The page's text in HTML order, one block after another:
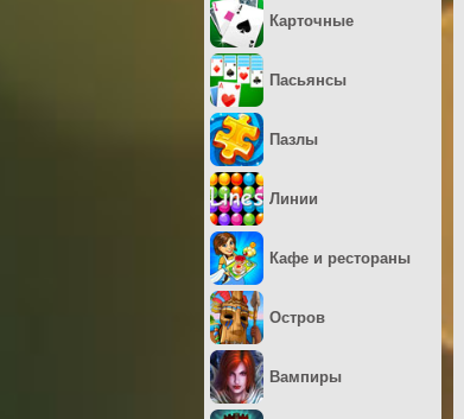
Карточные
Пасьянсы
Пазлы
Линии
Кафе и рестораны
Остров
Вампиры